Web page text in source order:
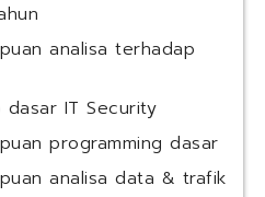
analisa terhadap
dasar IT Security
programming dasar
analisa data & trafik